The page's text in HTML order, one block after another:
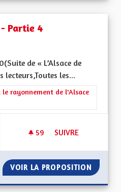
Partie 4
de « L’Alsace de
lecteurs,Toutes les...
: La Culture, l'Education et
rayonnement de l'Alsace
59 59 ABONNÉS
SUIVRE
VOIR LA PROPOSITION